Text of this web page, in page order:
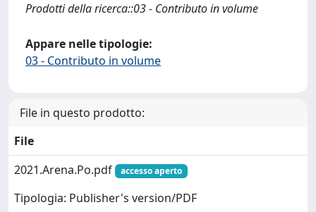
Prodotti della ricerca::03 - Contributo in volume
Appare nelle tipologie:
03 - Contributo in volume
File in questo prodotto:
File
2021.Arena.Po.pdf
accesso aperto
Tipologia: Publisher's version/PDF